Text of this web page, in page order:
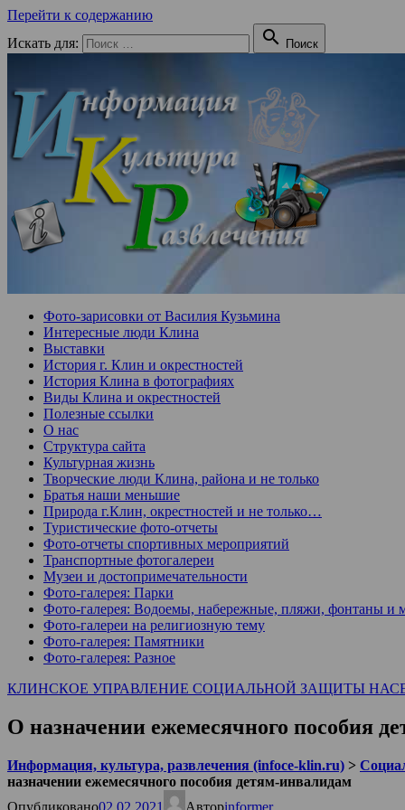
Перейти к содержанию
Искать для:
 Поиск
Фото-зарисовки от Василия Кузьмина
Интересные люди Клина
Выставки
История г. Клин и окрестностей
История Клина в фотографиях
Виды Клина и окрестностей
Полезные ссылки
О нас
Структура сайта
Культурная жизнь
Творческие люди Клина, района и не только
Братья наши меньшие
Природа г.Клин, окрестностей и не только…
Туристические фото-отчеты
Фото-отчеты спортивных мероприятий
Транспортные фотогалереи
Музеи и достопримечательности
Фото-галерея: Парки
Фото-галерея: Водоемы, набережные, пляжи, фонтаны и
Фото-галереи на религиозную тему
Фото-галерея: Памятники
Фото-галерея: Разное
КЛИНСКОЕ УПРАВЛЕНИЕ СОЦИАЛЬНОЙ ЗАЩИТЫ
О назначении ежемесячного пособия
Информация, культура, развлечения (infoce-klin.ru) >
назначении ежемесячного пособия детям-инвалидам
Опубликовано02.02.2021 Авторinformer